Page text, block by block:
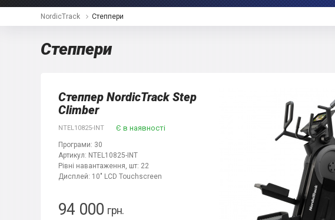
NordicTrack Степпери
Степпери
Степпер NordicTrack Step
Climber
NTEL10825-INT Є в наявності
Програми: 30
Артикул: NTEL10825-INT
Рівні навантаження, шт: 22
Дисплей: 10" LCD Touchscreen
94 000 грн.